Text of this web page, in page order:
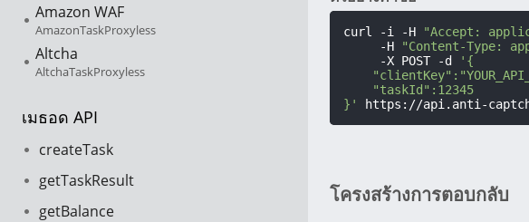
Amazon WAF
AmazonTaskProxyless
Altcha
AltchaTaskProxyless
เมธอด API
createTask
getTaskResult
getBalance
curl -i -H "Accept:
     -H
"Content-Type:
     -X POST -d
'{
    "taskId":12345
}'
https://api.anti-
โครงสร้างการตอบกลับ